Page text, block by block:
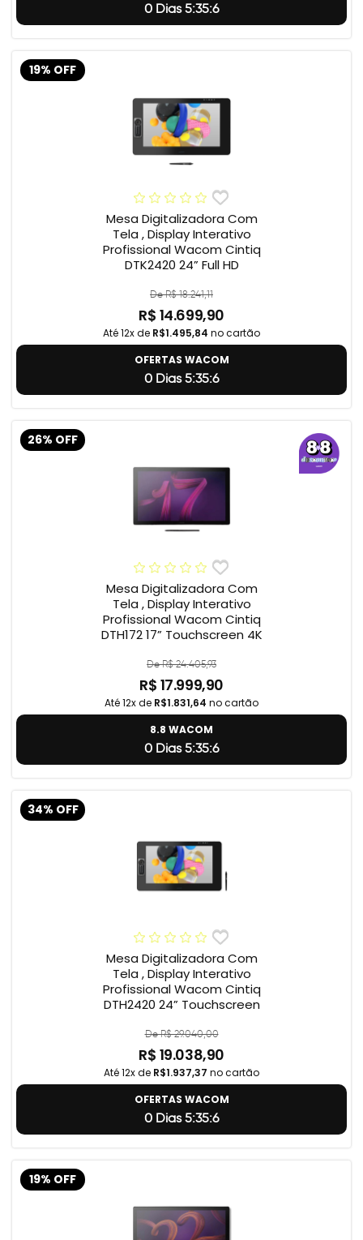
0 Dias 5:35:5
19% OFF
Mesa Digitalizadora Com
Tela , Display Interativo
Profissional Wacom Cintiq
DTK2420 24” Full HD
De R$ 18.241,11
R$ 14.699,90
Até 12x de R$1.495,84 no cartão
OFERTAS WACOM
0 Dias 5:35:5
26% OFF
Mesa Digitalizadora Com
Tela , Display Interativo
Profissional Wacom Cintiq
DTH172 17” Touchscreen 4K
De R$ 24.405,93
R$ 17.999,90
Até 12x de R$1.831,64 no cartão
8.8 WACOM
0 Dias 5:35:5
34% OFF
Mesa Digitalizadora Com
Tela , Display Interativo
Profissional Wacom Cintiq
DTH2420 24” Touchscreen
De R$ 29.040,00
R$ 19.038,90
Até 12x de R$1.937,37 no cartão
OFERTAS WACOM
0 Dias 5:35:5
19% OFF